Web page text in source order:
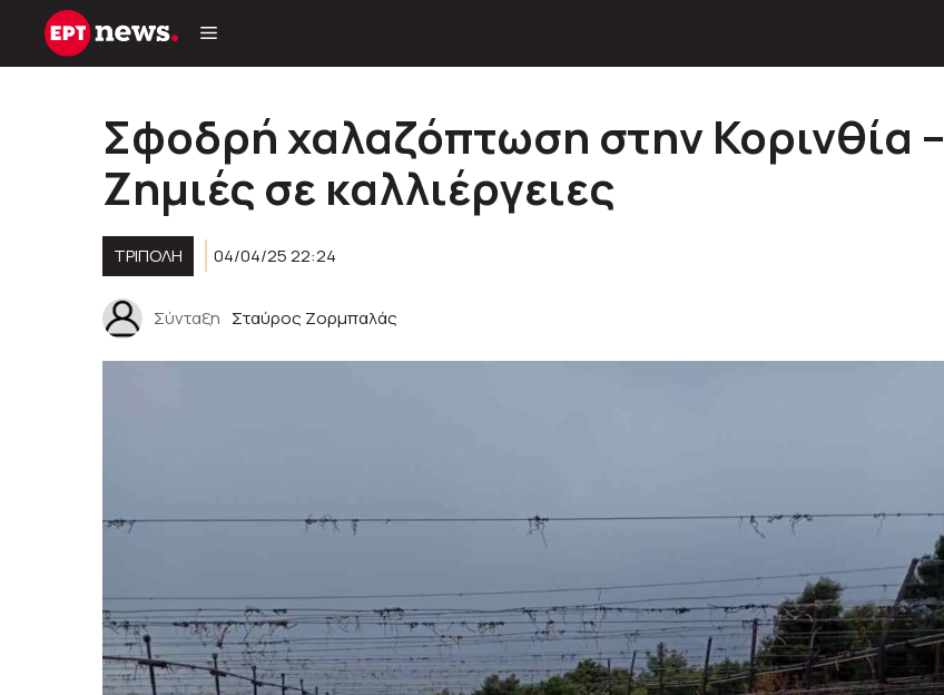
Μετάβαση
Σφοδρή χαλαζόπτωση στην Κορινθία –
Ζημιές σε καλλιέργειες
ΤΡΙΠΟΛΗ 04/04/25 22:24
Σύνταξη Σταύρος Ζορμπαλάς